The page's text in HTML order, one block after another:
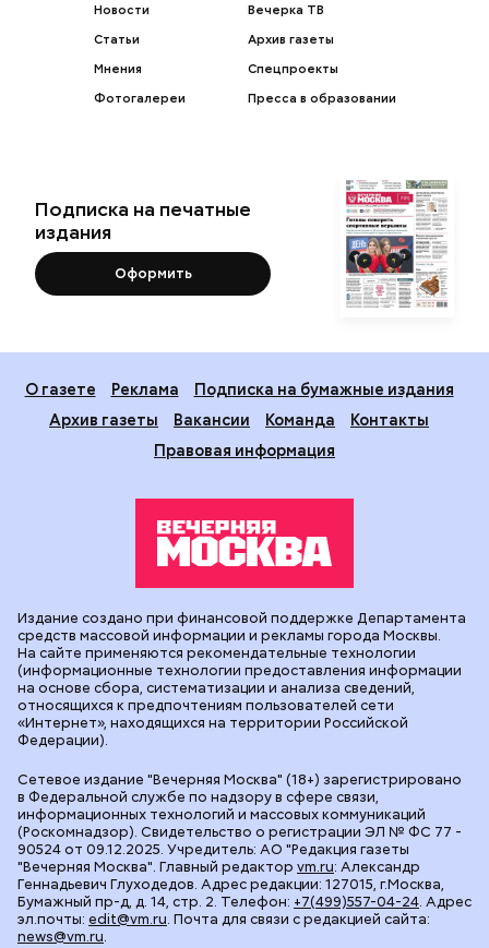
Новости
Статьи
Мнения
Фотогалереи
Вечерка ТВ
Архив газеты
Спецпроекты
Пресса в образовании
Подписка на печатные
издания
Оформить
О газете Реклама
Подписка на бумажные издания
Архив газеты
Вакансии Команда
Контакты
Правовая информация
Сетевое издание "Вечерняя Москва" (18+) зарегистрировано
в Федеральной службе по надзору в сфере связи,
информационных технологий и массовых коммуникаций
(Роскомнадзор). Свидетельство о регистрации ЭЛ № ФС 77 -
90524 от 09.12.2025. Учредитель: АО "Редакция газеты
"Вечерняя Москва". Главный редактор vm.ru: Александр
Геннадьевич Глуходедов. Адрес редакции: 127015, г.Москва,
Бумажный пр-д, д. 14, стр. 2. Телефон: +7(499)557-04-24. Адрес
эл.почты: edit@vm.ru. Почта для связи с редакцией сайта:
news@vm.ru.
Издание создано при финансовой поддержке Департамента
средств массовой информации и рекламы города Москвы.
На сайте применяются рекомендательные технологии
(информационные технологии предоставления информации
на основе сбора, систематизации и анализа сведений,
относящихся к предпочтениям пользователей сети
«Интернет», находящихся на территории Российской
Федерации).